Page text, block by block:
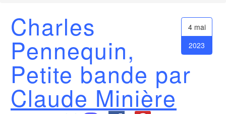
4 mai
2023
Charles
Pennequin,
Petite bande par
Claude Minière